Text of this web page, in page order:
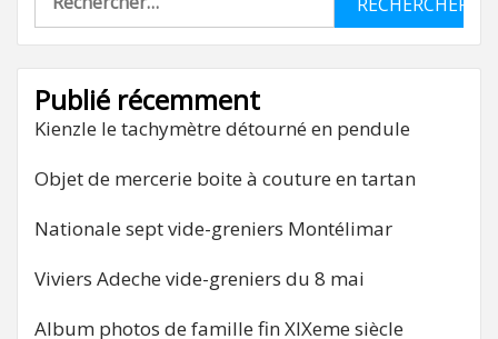
Publié récemment
Kienzle le tachymètre détourné en pendule
Objet de mercerie boite à couture en tartan
Nationale sept vide-greniers Montélimar
Viviers Adeche vide-greniers du 8 mai
Album photos de famille fin XIXeme siècle